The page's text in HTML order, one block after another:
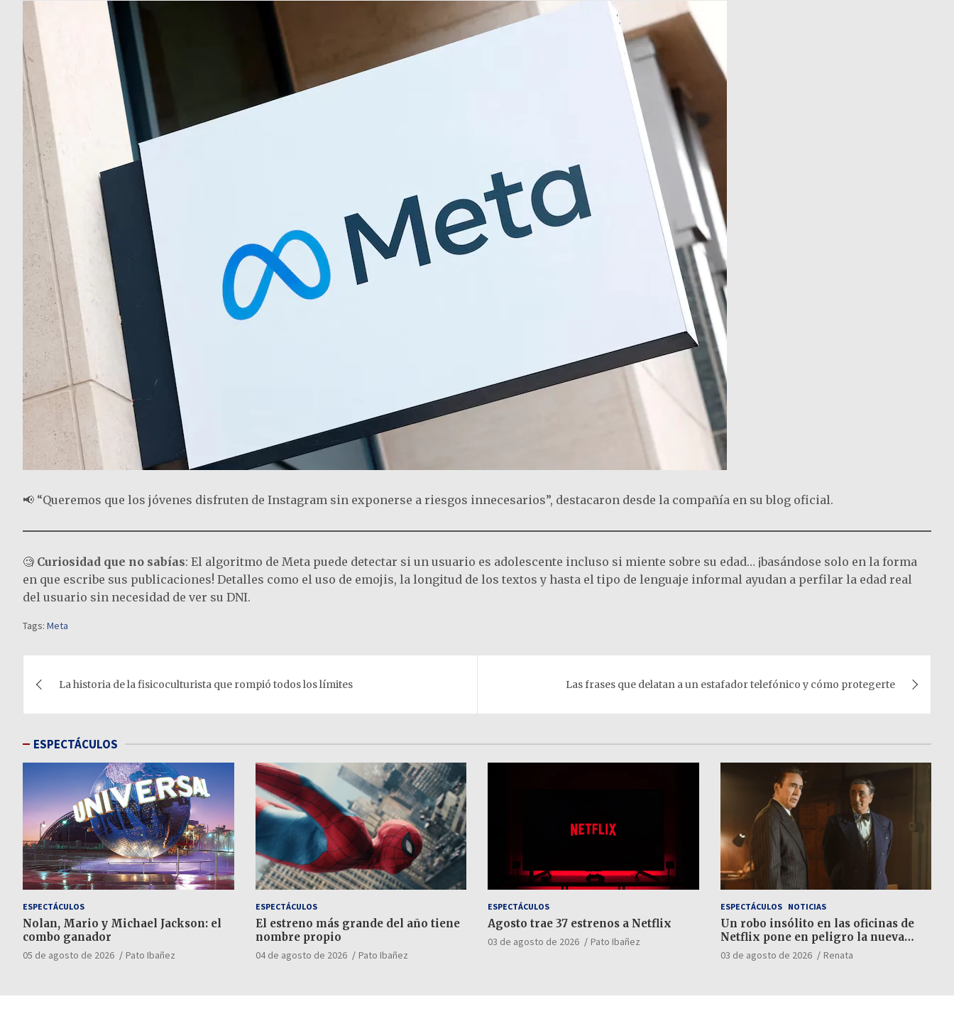
📢 “Queremos que los jóvenes disfruten de Instagram sin exponerse a riesgos innecesarios”, destacaron desde la compañía en su blog oficial.
🧐 Curiosidad que no sabías: El algoritmo de Meta puede detectar si un usuario es adolescente incluso si miente sobre su edad… ¡basándose solo en la forma
en que escribe sus publicaciones! Detalles como el uso de emojis, la longitud de los textos y hasta el tipo de lenguaje informal ayudan a perfilar la edad real
del usuario sin necesidad de ver su DNI.
Tags: Meta
de
La historia de la fisicoculturista que rompió todos los límites Las frases que delatan a un estafador telefónico y cómo protegerte
ESPECTÁCULOS
ESPECTÁCULOS
Nolan, Mario y Michael Jackson: el
combo ganador
05 de agosto de 2026 Pato Ibañez
ESPECTÁCULOS
El estreno más grande del año tiene
nombre propio
04 de agosto de 2026 Pato Ibañez
ESPECTÁCULOS
Agosto trae 37 estrenos a Netflix
03 de agosto de 2026 Pato Ibañez
ESPECTÁCULOS NOTICIAS
Un robo insólito en las oficinas de
Netflix pone en peligro la nueva
película de Nicolas Cage
03 de agosto de 2026 Renata